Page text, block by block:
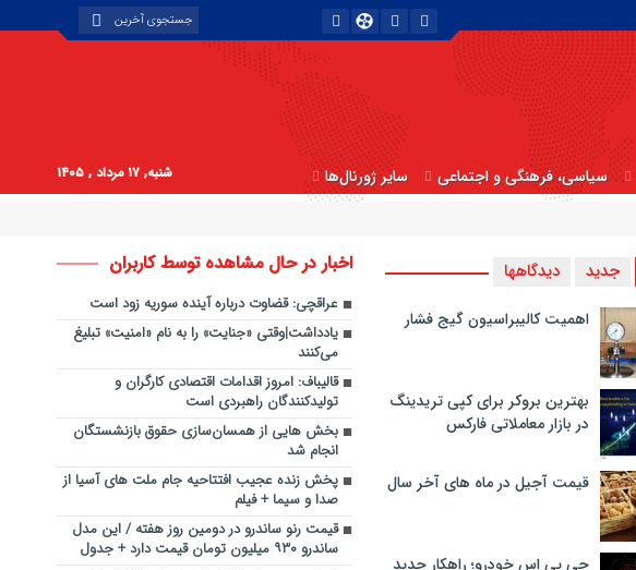
سیاسی، فرهنگی و اجتماعی سایر ژورنال‌ها شنبه, ۱۷ مرداد , ۱۴۰۵
جدید دیدگاهها
اهمیت کالیبراسیون گیج فشار
بهترین بروکر برای کپی‌ تریدینگ
در بازار معاملاتی فارکس
قیمت آجیل در ماه های آخر سال
جی پی اس خودرو؛ راهکار جدید
اخبار در حال مشاهده توسط کاربران
عراقچی: قضاوت درباره آینده سوریه زود است
یادداشت|وقتی «جنایت» را به نام «امنیت» تبلیغ
می‌کنند
قالیباف: امروز اقدامات اقتصادی کارگران و
تولیدکنندگان راهبردی است
بخش هایی از همسان‌سازی حقوق بازنشستگان
انجام شد
پخش زنده عجیب افتتاحیه جام ملت های آسیا از
صدا و سیما + فیلم
قیمت رنو ساندرو در دومین روز هفته / این مدل
ساندرو ۹۳۰ میلیون تومان قیمت دارد + جدول